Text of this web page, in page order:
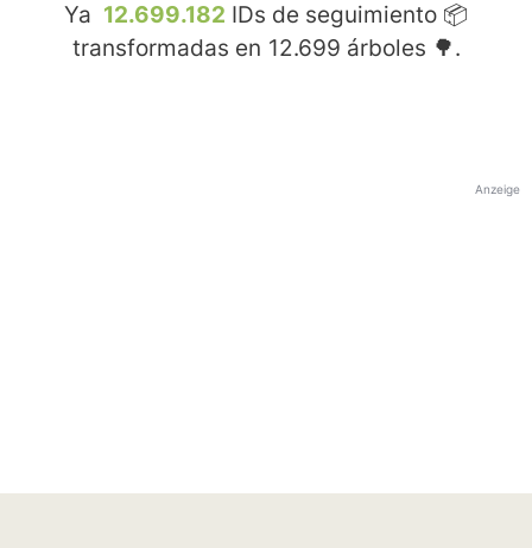
Ya 12.699.182 IDs de seguimiento 📦
transformadas en 12.699 árboles 🌳.
Anzeige